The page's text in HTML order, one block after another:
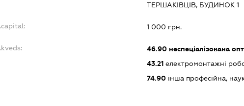
ТЕРШАКІВЦІВ, БУДИНОК 1
1 000 грн.
46.90неспеціалізована
43.21електромонтажні
74.90інша професійна,